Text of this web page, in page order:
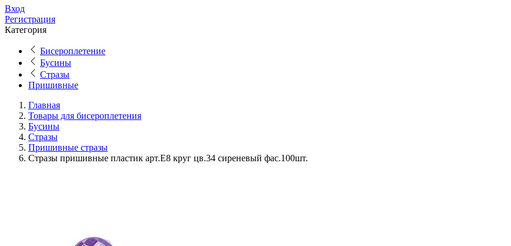
Вход
Регистрация
Категория
Бисероплетение
Бусины
Стразы
Пришивные
Главная
Товары для бисероплетения
Бусины
Стразы
Пришивные стразы
Стразы пришивные пластик арт.E8 круг цв.34 сиреневый фас.100шт.